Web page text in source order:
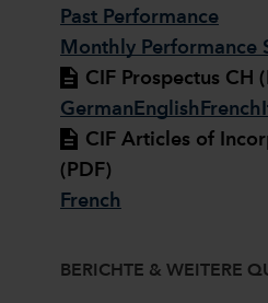
Past Performance
Monthly Performance
CIF Prospectus CH
German English French
CIF Articles of
(PDF)
French
BERICHTE & WEITERE